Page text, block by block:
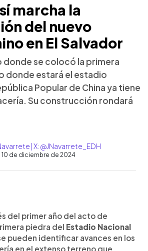
marcha la
del nuevo
en El Salvador
donde se colocó la primera
donde estará el estadio
Popular de China ya tiene
Su construcción rondará
| X: @JNavarrete_EDH
10 de diciembre de 2024
artículo
del primer año del acto de
piedra del Estadio Nacional
pueden identificar avances en los
en el extenso terreno que